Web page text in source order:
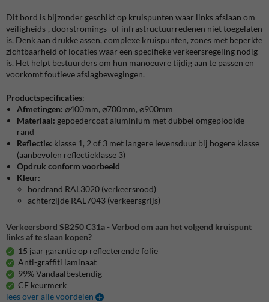
Dit bord is bijzonder geschikt op kruispunten waar links afslaan om
veiligheids-, doorstromings- of infrastructuurredenen niet toegelaten
is. Denk aan drukke assen, complexe kruispunten, zones met beperkte
zichtbaarheid of locaties waar een specifieke verkeersregeling nodig
is. Het helpt bestuurders om hun manoeuvre tijdig aan te passen en
voorkomt foutieve afslagbewegingen.
Productspecificaties:
Afmetingen: ⌀400mm, ⌀700mm, ⌀900mm
Materiaal: gepoedercoat aluminium met dubbel omgeplooide
rand
Reflectie: klasse 1, 2 of 3 met langere levensduur bij hogere klasse
(aanbevolen reflectieklasse 3)
Opdruk conform voorbeeld
Kleur:
bordrand RAL3020 (verkeersrood)
achterzijde RAL7043 (verkeersgrijs)
Verkeersbord SB250 C31a - Verbod om aan het volgend kruispunt
links af te slaan kopen?
15 jaar garantie op reflecterende folie
Anti-graffiti laminaat
99% Vandaalbestendig
CE keurmerk
lees over alle voordelen